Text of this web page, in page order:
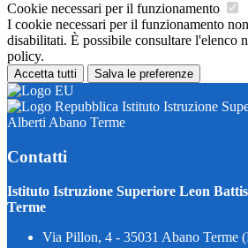
Cookie necessari per il funzionamento
I cookie necessari per il funzionamento
disabilitati. È possibile consultare l'elenco
policy.
Accetta tutti Salva le preferenze
Istituto Istruzione
Alberti Abano Terme
Contatti
Istituto Istruzione Superiore Leon
Terme
Via Pillon, 4 - 35031 Abano Terme